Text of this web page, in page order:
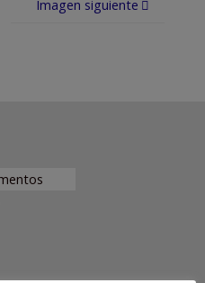
Imagen siguiente